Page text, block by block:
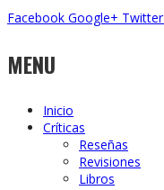
Facebook Google+ Twitter
MENU
Inicio
Críticas
Reseñas
Revisiones
Libros